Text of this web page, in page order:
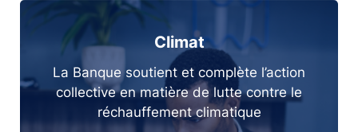
Climat
La Banque soutient et complète l’action
collective en matière de lutte contre le
réchauffement climatique